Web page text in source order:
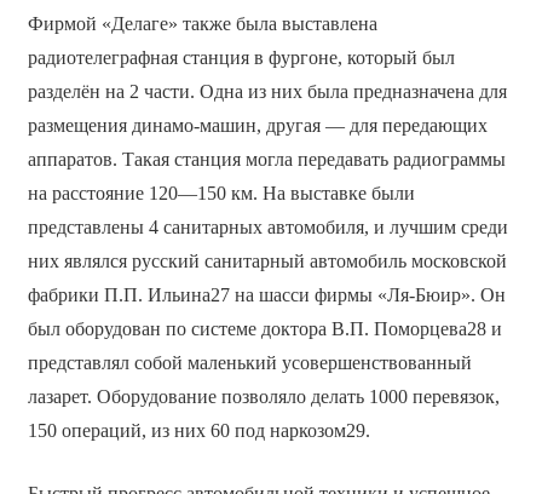
Фирмой «Делаге» также была выставлена
радиотелеграфная станция в фургоне, который был
разделён на 2 части. Одна из них была предназначена для
размещения динамо-машин, другая — для передающих
аппаратов. Такая станция могла передавать радиограммы
на расстояние 120—150 км. На выставке были
представлены 4 санитарных автомобиля, и лучшим среди
них являлся русский санитарный автомобиль московской
фабрики П.П. Ильина27 на шасси фирмы «Ля-Бюир». Он
был оборудован по системе доктора В.П. Поморцева28 и
представлял собой маленький усовершенствованный
лазарет. Оборудование позволяло делать 1000 перевязок,
150 операций, из них 60 под наркозом29.